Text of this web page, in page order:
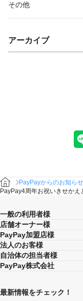
その他
アーカイブ
PayPayからのお知らせ
PayPay4周年お祝いきせか
一般の利用者様
店舗オーナー様
PayPay加盟店様
法人のお客様
自治体の担当者様
PayPay株式会社
最新情報をチェック！